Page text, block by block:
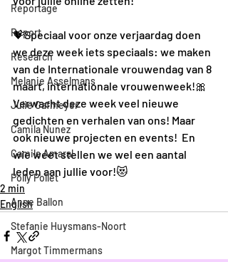
Reportage
Report
Research
Melanie Asselmans
Julie Cafmeyer
Camila Nunez
Camila Amaral
Polly Pollet
Anne Ballon
Stefanie Huysmans-Noort
Margot Timmermans
💝Speciaal voor onze verjaardag doen
we deze week iets speciaals: we maken
van de Internationale vrouwendag van 8
maart, internationale vrouwenweek!🎀
Verwacht deze week veel nieuwe
gedichten en verhalen van ons! Maar
ook nieuwe projecten en events!  En
wie weet stellen we wel een aantal
leden aan jullie voor!😻
2 min
English